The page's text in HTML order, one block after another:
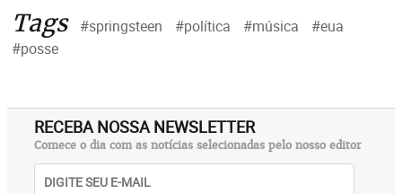
Tags #springsteen #política #música
#eua
#posse
RECEBA NOSSA NEWSLETTER
Comece o dia com as notícias selecionadas pelo nosso editor